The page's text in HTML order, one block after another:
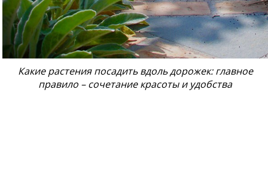
Какие растения посадить вдоль дорожек: главное
правило – сочетание красоты и удобства